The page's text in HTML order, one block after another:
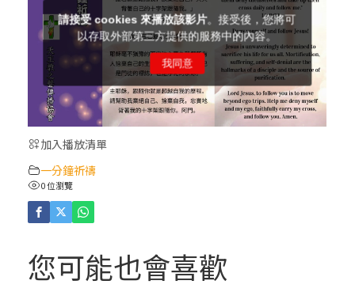
【信仰之旅】第十一集：「教 會」—林必能
神父
【信仰之旅】第十集：「逾越奧蹟」— 錢玲
珠老師
(5)黃敏正主教帶你做「四旬期避靜」—【逾
人相遇
加入播放清單
一分鐘祈禱
0 位瀏覽
您可能也會喜歡